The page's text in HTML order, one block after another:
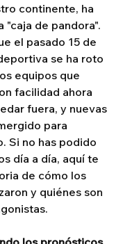
continente, ha
"caja de pandora".
el pasado 15 de
se ha roto
equipos que
facilidad ahora
fuera, y nuevas
para
Si no has podido
día a día, aquí te
de cómo los
y quiénes son